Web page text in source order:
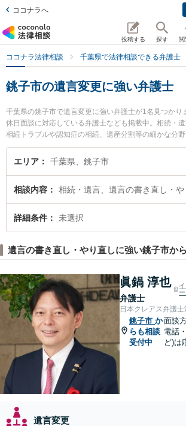
ココナラへ
投稿する 探す
ココナラ法律相談 千葉県で法律相談できる弁護士
銚子市の遺言変更に強い弁護士
千葉県の銚子市で遺言変更に強い弁護士が1名見つかり
休日面談に対応している弁護士なども掲載中。相続・
相続トラブルや認知症の相続、遺産分割等の細かな分
き便利です。特に銚子総合法律事務所の泉 英伸弁護士
護士費用、強みなどが注目されています。『銚子市で
談できる銚子市内の弁護士に相談予約したい』などで
すすめです。
エリア 千葉県、銚子市
相談内容 相続・遺言、遺言の書き直し・や
詳細条件 未選択
遺言の書き直し・やり直しに強い銚子市か
眞鍋 淳也
弁護士
日本クレアス弁護士
銚子市 か
らも相談
受付中
面談
電話
ど)は
遺言変更